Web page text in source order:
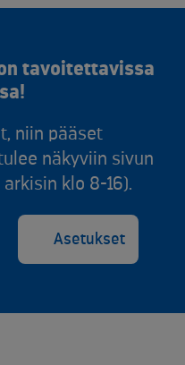
tavoitettavissa
niin pääset
näkyviin sivun
klo 8-16).
Asetukset